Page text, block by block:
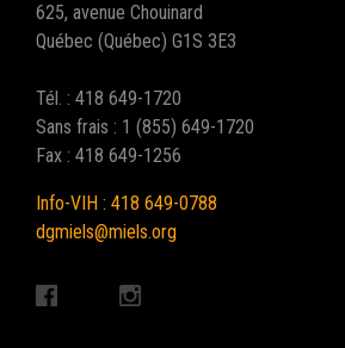
625, avenue Chouinard
Québec (Québec) G1S 3E3
Tél. : 418 649-1720
Sans frais : 1 (855) 649-1720
Fax : 418 649-1256
Info-VIH : 418 649-0788
dgmiels@miels.org